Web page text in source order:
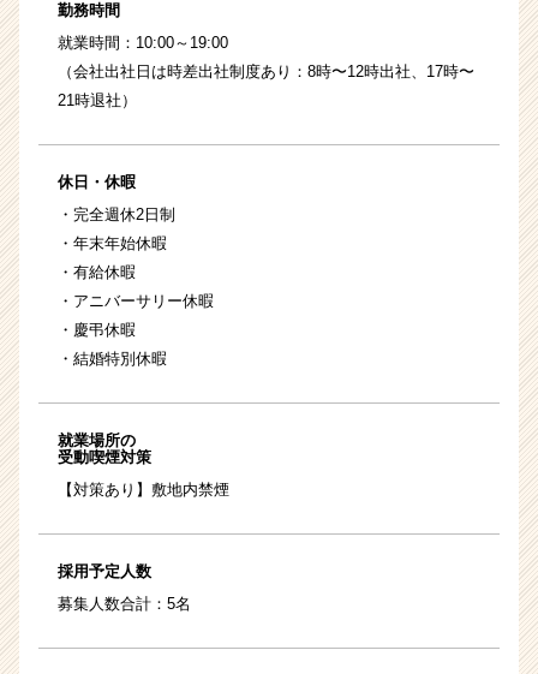
勤務時間
就業時間：10:00～19:00
（会社出社日は時差出社制度あり：8時〜12時出社、17時〜
21時退社）
休日・休暇
・完全週休2日制
・年末年始休暇
・有給休暇
・アニバーサリー休暇
・慶弔休暇
・結婚特別休暇
就業場所の
受動喫煙対策
【対策あり】敷地内禁煙
採用予定人数
募集人数合計：5名